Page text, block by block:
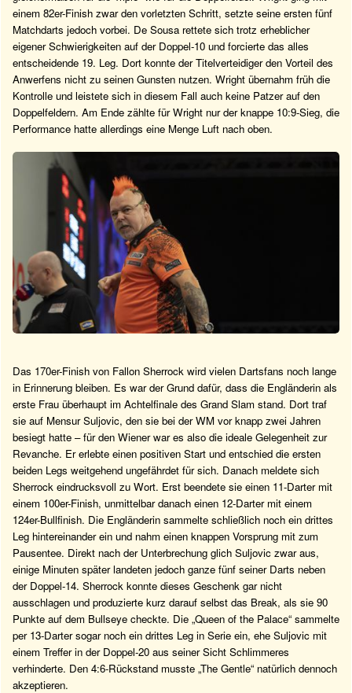
einem 82er-Finish zwar den vorletzten Schritt, setzte seine ersten fünf
Matchdarts jedoch vorbei. De Sousa rettete sich trotz erheblicher
eigener Schwierigkeiten auf der Doppel-10 und forcierte das alles
entscheidende 19. Leg. Dort konnte der Titelverteidiger den Vorteil des
Anwerfens nicht zu seinen Gunsten nutzen. Wright übernahm früh die
Kontrolle und leistete sich in diesem Fall auch keine Patzer auf den
Doppelfeldern. Am Ende zählte für Wright nur der knappe 10:9-Sieg, die
Performance hatte allerdings eine Menge Luft nach oben.
Das 170er-Finish von Fallon Sherrock wird vielen Dartsfans noch lange
in Erinnerung bleiben. Es war der Grund dafür, dass die Engländerin als
erste Frau überhaupt im Achtelfinale des Grand Slam stand. Dort traf
sie auf Mensur Suljovic, den sie bei der WM vor knapp zwei Jahren
besiegt hatte – für den Wiener war es also die ideale Gelegenheit zur
Revanche. Er erlebte einen positiven Start und entschied die ersten
beiden Legs weitgehend ungefährdet für sich. Danach meldete sich
Sherrock eindrucksvoll zu Wort. Erst beendete sie einen 11-Darter mit
einem 100er-Finish, unmittelbar danach einen 12-Darter mit einem
124er-Bullfinish. Die Engländerin sammelte schließlich noch ein drittes
Leg hintereinander ein und nahm einen knappen Vorsprung mit zum
Pausentee. Direkt nach der Unterbrechung glich Suljovic zwar aus,
einige Minuten später landeten jedoch ganze fünf seiner Darts neben
der Doppel-14. Sherrock konnte dieses Geschenk gar nicht
ausschlagen und produzierte kurz darauf selbst das Break, als sie 90
Punkte auf dem Bullseye checkte. Die „Queen of the Palace“ sammelte
per 13-Darter sogar noch ein drittes Leg in Serie ein, ehe Suljovic mit
einem Treffer in der Doppel-20 aus seiner Sicht Schlimmeres
verhinderte. Den 4:6-Rückstand musste „The Gentle“ natürlich dennoch
akzeptieren.